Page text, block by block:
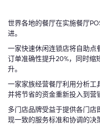
世界各地的餐厅在实施餐厅
进。
一家快速休闲连锁店将自助点
订单准确性提升20%，同时缩
升。
一家家族经营餐厅利用分析工
并将节省的资金重新投入到营
多门店品牌受益于提供各门
现一致的服务标准和协调的决